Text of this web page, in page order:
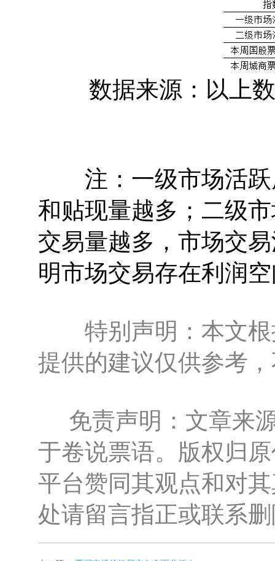
数据来源：以上数
注：一级市场活跃
和贴现量越多；二级
交易量越多，市场交
明市场交易存在利润
特别声明：本文
提供的建议仅供参考
免责声明：文章来
于卷说票语。版权归
平台赞同其观点和对
处请留言指正或联系